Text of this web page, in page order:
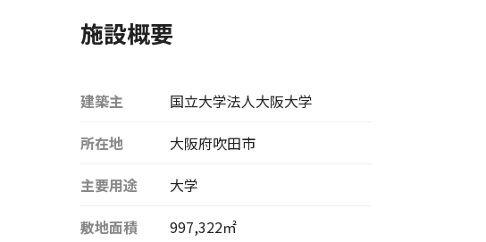
施設概要
建築主
国立大学法人大阪大学
所在地
大阪府吹田市
主要用途
大学
敷地面積
997,322㎡